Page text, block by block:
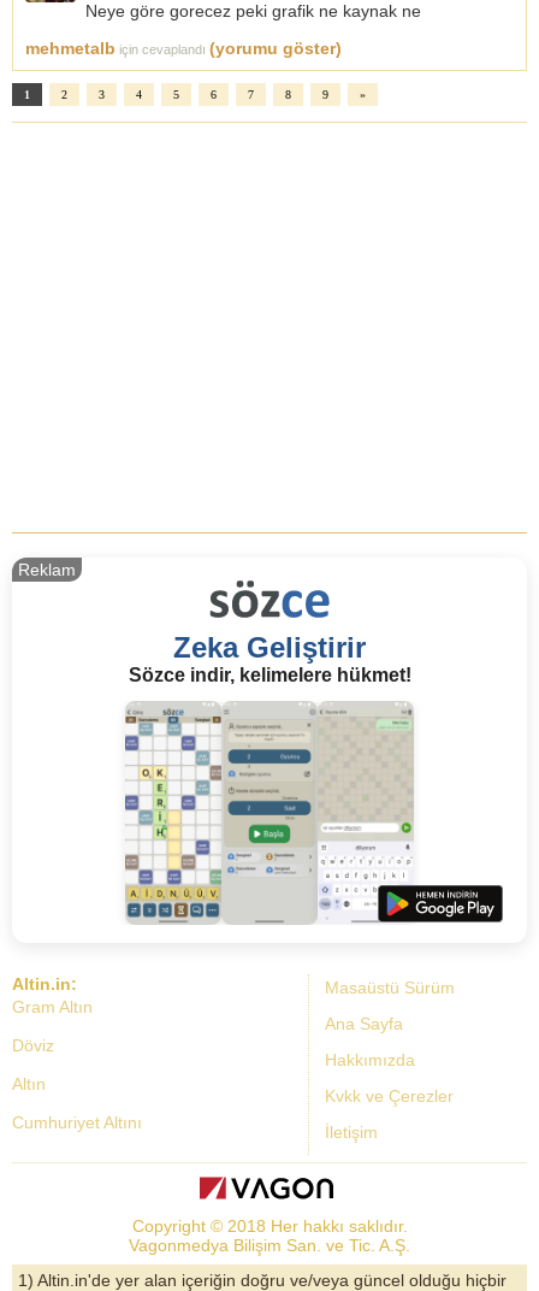
Neye göre gorecez peki grafik ne kaynak ne
mehmetalb için cevaplandı (yorumu göster)
1 2 3 4 5 6 7 8 9 »
Zeka Geliştirir
Sözce indir, kelimelere hükmet!
Reklam
Masaüstü Sürüm
Ana Sayfa
Hakkımızda
Kvkk ve Çerezler
İletişim
Altin.in:
Gram Altın
Döviz
Altın
Cumhuriyet Altını
Dolar Kuru
Altın Yorumları
Copyright © 2018 Her hakkı saklıdır.
Vagonmedya Bilişim San. ve Tic. A.Ş.
1) Altin.in'de yer alan içeriğin doğru ve/veya güncel olduğu hiçbir